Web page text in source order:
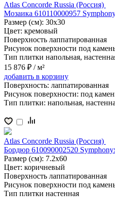
Atlas Concorde Russia (Россия)
Мозаика 610110000957
Размер (см): 30x30
Цвет: кремовый
Поверхность лаппатированная
Рисунок поверхности под
Тип плитки напольная,
15 876 ₽ / м²
добавить в корзину
Поверхность: лаппатированная
Рисунок поверхности: под
Тип плитки: напольная,
Atlas Concorde Russia (Россия)
Бордюр 610090002520
Размер (см): 7.2x60
Цвет: коричневый
Поверхность лаппатированная
Рисунок поверхности под
Тип плитки настенная